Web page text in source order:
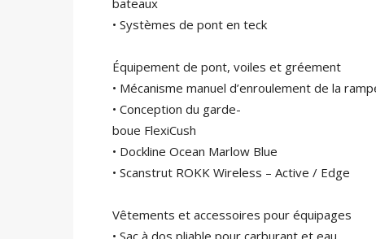
• Systèmes de pont en teck
Équipement de pont, voiles et gréement
• Mécanisme manuel d’enroulement de la
• Conception du garde-
boue FlexiCush
• Dockline Ocean Marlow Blue
• Scanstrut ROKK Wireless – Active / Edge
Vêtements et accessoires pour équipages
• Sac à dos pliable pour carburant et eau